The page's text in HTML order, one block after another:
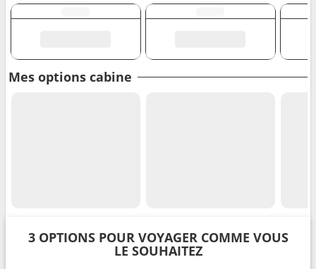
Mes options cabine
3 OPTIONS POUR VOYAGER COMME VOUS
LE SOUHAITEZ